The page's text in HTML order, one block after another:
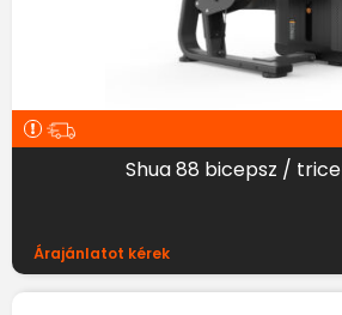
Shua 88 bicepsz /
Árajánlatot kérek